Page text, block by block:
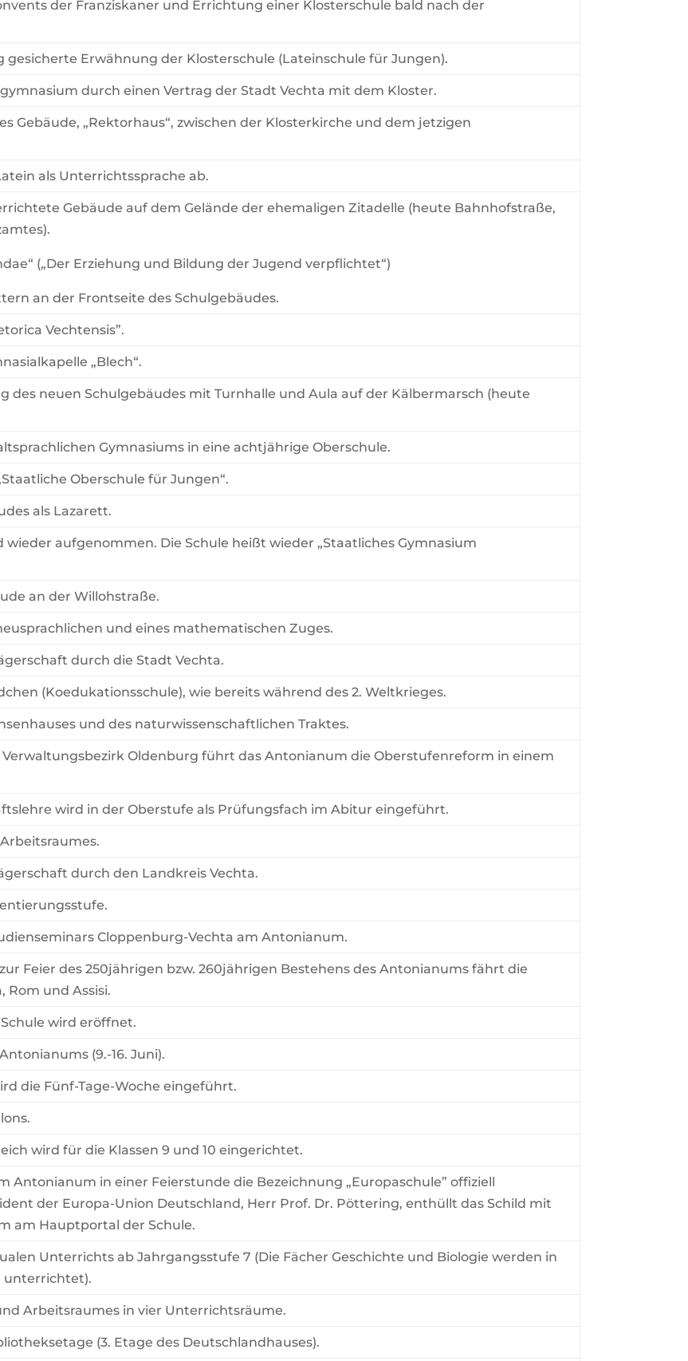
der Franziskaner und Errichtung einer Klosterschule bald nach der
gesicherte Erwähnung der Klosterschule (Lateinschule für Jungen).
durch einen Vertrag der Stadt Vechta mit dem Kloster.
Gebäude, „Rektorhaus“, zwischen der Klosterkirche und dem jetzigen
als Unterrichtssprache ab.
Gebäude auf dem Gelände der ehemaligen Zitadelle (heute Bahnhofstraße,
(„Der Erziehung und Bildung der Jugend verpflichtet“)
an der Frontseite des Schulgebäudes.
Vechtensis”.
„Blech“.
des neuen Schulgebäudes mit Turnhalle und Aula auf der Kälbermarsch (heute
Gymnasiums in eine achtjährige Oberschule.
Oberschule für Jungen“.
als Lazarett.
aufgenommen. Die Schule heißt wieder „Staatliches Gymnasium
an der Willohstraße.
und eines mathematischen Zuges.
durch die Stadt Vechta.
(Koedukationsschule), wie bereits während des 2. Weltkrieges.
und des naturwissenschaftlichen Traktes.
Verwaltungsbezirk Oldenburg führt das Antonianum die Oberstufenreform in einem
wird in der Oberstufe als Prüfungsfach im Abitur eingeführt.
durch den Landkreis Vechta.
Cloppenburg-Vechta am Antonianum.
zur Feier des 250jährigen bzw. 260jährigen Bestehens des Antonianums fährt die
Rom und Assisi.
wird eröffnet.
(9.-16. Juni).
die Fünf-Tage-Woche eingeführt.
wird für die Klassen 9 und 10 eingerichtet.
Antonianum in einer Feierstunde die Bezeichnung „Europaschule” offiziell
der Europa-Union Deutschland, Herr Prof. Dr. Pöttering, enthüllt das Schild mit
am Hauptportal der Schule.
Unterrichts ab Jahrgangsstufe 7 (Die Fächer Geschichte und Biologie werden in
unterrichtet).
Arbeitsraumes in vier Unterrichtsräume.
(3. Etage des Deutschlandhauses).